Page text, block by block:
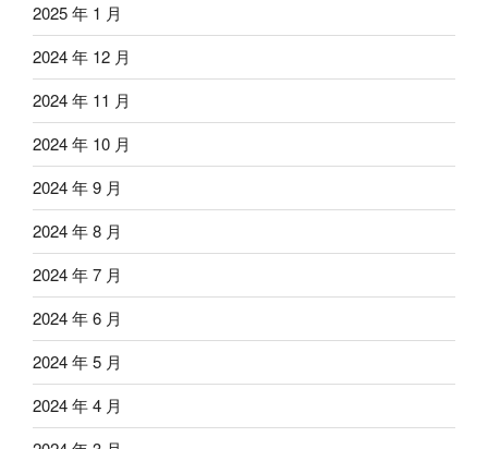
2025 年 1 月
2024 年 12 月
2024 年 11 月
2024 年 10 月
2024 年 9 月
2024 年 8 月
2024 年 7 月
2024 年 6 月
2024 年 5 月
2024 年 4 月